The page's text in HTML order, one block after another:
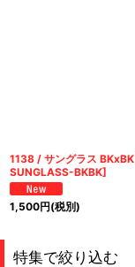
1138 / サングラス BKxBK
SUNGLASS-BKBK]
1,500円(税別)
特集で絞り込む